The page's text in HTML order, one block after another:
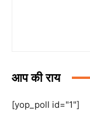
आप की राय
[yop_poll id="1"]